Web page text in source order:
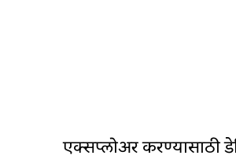
एक्सप्लोअर करण्यासाठी